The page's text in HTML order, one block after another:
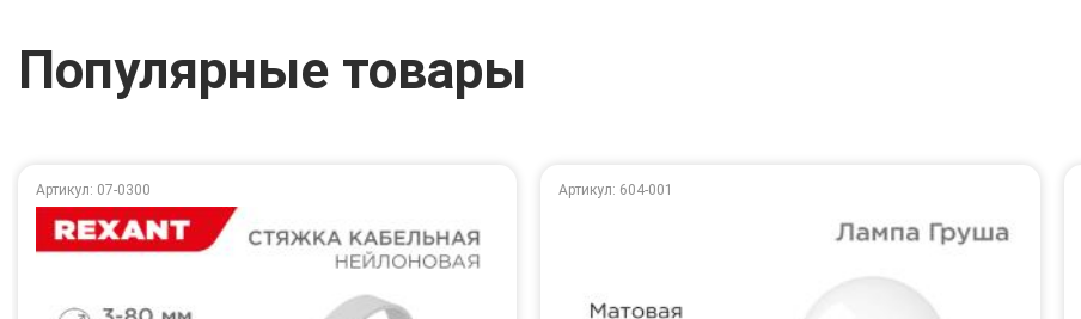
Популярные товары
Артикул: 07-0300 Артикул: 604-001